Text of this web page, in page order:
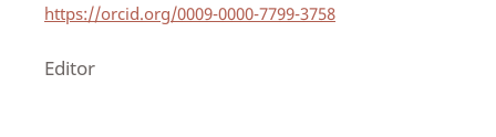
https://orcid.org/0009-0000-7799-3758
Editor